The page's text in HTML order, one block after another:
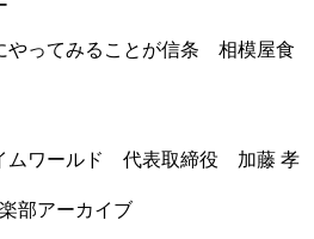
やってみることが信条 相模屋食
部アーカイブ